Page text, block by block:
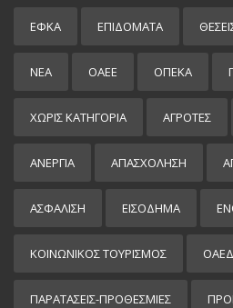
ΕΦΚΑ ΕΠΙΔΌΜΑΤΑ
ΝΕΑ ΟΑΕΕ ΟΠΕΚΑ
ΧΩΡΊΣ ΚΑΤΗΓΟΡΊΑ ΑΓΡΟΤΕΣ
ΑΝΕΡΓΙΑ ΑΠΑΣΧΟΛΗΣΗ
ΑΣΦΑΛΙΣΗ ΕΙΣΌΔΗΜΑ
ΚΟΙΝΩΝΙΚΟΣ ΤΟΥΡΙΣΜΟΣ ΟΑΕΔ
ΠΑΡΑΤΑΣΕΙΣ-ΠΡΟΘΕΣΜΙΕΣ